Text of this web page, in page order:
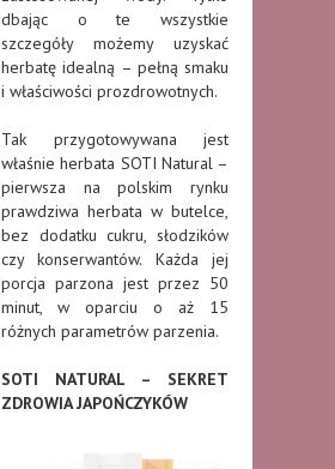
dbając o te wszystkie
szczegóły możemy uzyskać
herbatę idealną – pełną smaku
i właściwości prozdrowotnych.
Tak przygotowywana jest
właśnie herbata SOTI Natural –
pierwsza na polskim rynku
prawdziwa herbata w butelce,
bez dodatku cukru, słodzików
czy konserwantów. Każda jej
porcja parzona jest przez 50
minut, w oparciu o aż 15
różnych parametrów parzenia.
SOTI NATURAL – SEKRET
ZDROWIA JAPOŃCZYKÓW